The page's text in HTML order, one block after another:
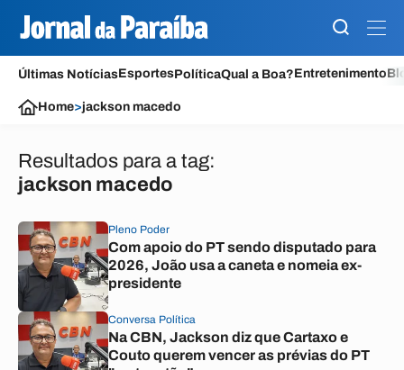
Últimas NotíciasEsportesPolíticaQual a Boa?Entretenimento
Home>jackson macedo
Resultados para a tag:
jackson macedo
Pleno Poder
Com apoio do PT sendo disputado para
2026, João usa a caneta e nomeia ex-
presidente
Conversa Política
Na CBN, Jackson diz que Cartaxo e
Couto querem vencer as prévias do PT